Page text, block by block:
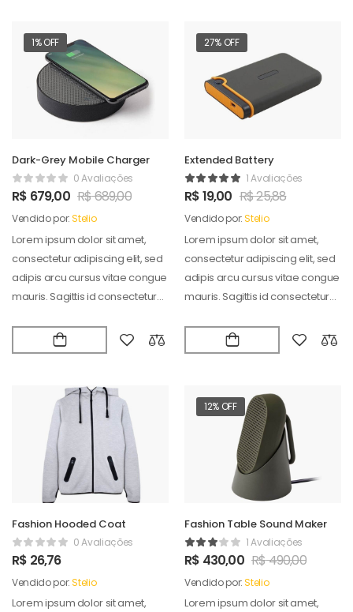
1% OFF
Dark-Grey Mobile Charger
0 Avaliações
R$ 679,00 R$689,00
Vendido por:Stelio
Lorem ipsum dolor sit amet,
consectetur adipiscing elit, sed
adipis arcu cursus vitae congue
mauris. Sagittis id consectetur
27% OFF
Extended Battery
1 Avaliações
R$19,00 R$25,88
Vendido por:Stelio
Lorem ipsum dolor sit amet,
consectetur adipiscing elit, sed
adipis arcu cursus vitae congue
mauris. Sagittis id consectetur
Fashion Hooded Coat
0 Avaliações
R$ 26,76
Vendido por:Stelio
Lorem ipsum dolor sit amet,
12% OFF
Fashion Table Sound Maker
1 Avaliações
R$ 430,00 R$490,00
Vendido por:Stelio
Lorem ipsum dolor sit amet,